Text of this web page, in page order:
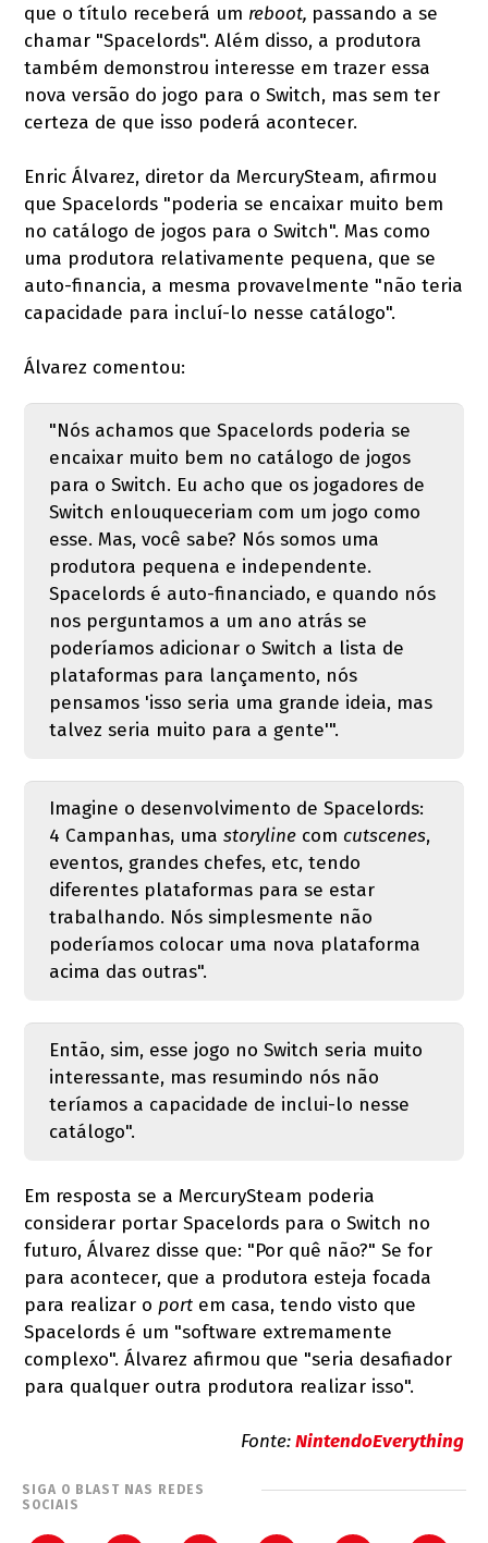
que o título receberá um reboot, passando a se
chamar "Spacelords". Além disso, a produtora
também demonstrou interesse em trazer essa
nova versão do jogo para o Switch, mas sem ter
certeza de que isso poderá acontecer.
Enric Álvarez, diretor da MercurySteam, afirmou
que Spacelords "poderia se encaixar muito bem
no catálogo de jogos para o Switch". Mas como
uma produtora relativamente pequena, que se
auto-financia, a mesma provavelmente "não teria
capacidade para incluí-lo nesse catálogo".
Álvarez comentou:
"Nós achamos que Spacelords poderia se
encaixar muito bem no catálogo de jogos
para o Switch. Eu acho que os jogadores de
Switch enlouqueceriam com um jogo como
esse. Mas, você sabe? Nós somos uma
produtora pequena e independente.
Spacelords é auto-financiado, e quando nós
nos perguntamos a um ano atrás se
poderíamos adicionar o Switch a lista de
plataformas para lançamento, nós
pensamos 'isso seria uma grande ideia, mas
talvez seria muito para a gente'".
Imagine o desenvolvimento de Spacelords:
4 Campanhas, uma storylinecom cutscenes,
eventos, grandes chefes, etc, tendo
diferentes plataformas para se estar
trabalhando. Nós simplesmente não
poderíamos colocar uma nova plataforma
acima das outras".
Então, sim, esse jogo no Switch seria muito
interessante, mas resumindo nós não
teríamos a capacidade de inclui-lo nesse
catálogo".
Em resposta se a MercurySteam poderia
considerar portar Spacelords para o Switch no
futuro, Álvarez disse que: "Por quê não?" Se for
para acontecer, que a produtora esteja focada
para realizar o port em casa, tendo visto que
Spacelords é um "software extremamente
complexo". Álvarez afirmou que "seria desafiador
para qualquer outra produtora realizar isso".
Fonte:NintendoEverything
SIGA O BLAST NAS REDES
SOCIAIS